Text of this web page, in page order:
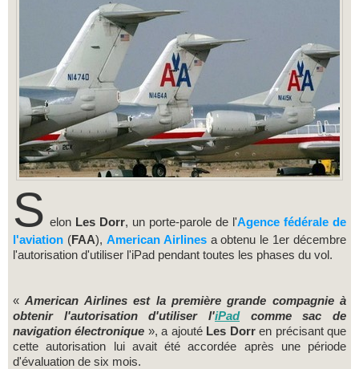
S elon Les Dorr, un porte-parole de l'Agence fédérale de
l'aviation (FAA), American Airlines a obtenu le 1er décembre
l'autorisation d'utiliser l'iPad pendant toutes les phases du vol.
«American Airlines est la première grande compagnie à
obtenir l'autorisation d'utiliser l'iPadcomme sac de
navigation électronique », a ajouté Les Dorren précisant que
cette autorisation lui avait été accordée après une période
d'évaluation de six mois.